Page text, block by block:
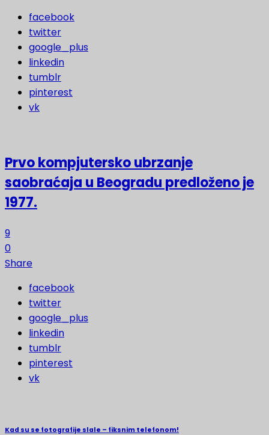
facebook
twitter
google_plus
linkedin
tumblr
pinterest
vk
Prvo kompjutersko ubrzanje
saobraćaja u Beogradu predloženo je
1977.
9
0
Share
facebook
twitter
google_plus
linkedin
tumblr
pinterest
vk
Kad su se fotografije slale – fiksnim telefonom!